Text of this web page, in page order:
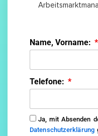
Name, Vorname:
Telefone:
Ja, mit Absenden
Datenschutzerklärung